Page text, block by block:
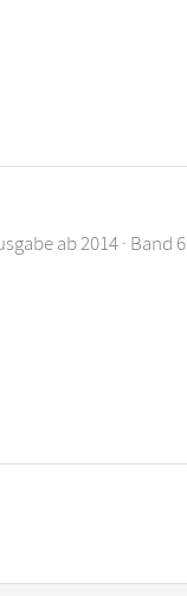
ab 2014 · Band 6